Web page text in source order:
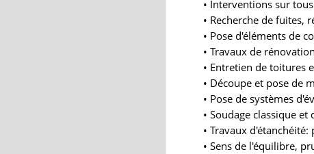
• Interventions sur
• Recherche de fuites,
• Pose d'éléments de
• Travaux de
• Entretien de toitures
• Découpe et pose de
• Pose de systèmes
• Soudage classique et
• Travaux
• Sens de l'équilibre,